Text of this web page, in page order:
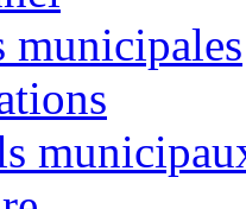
municipales